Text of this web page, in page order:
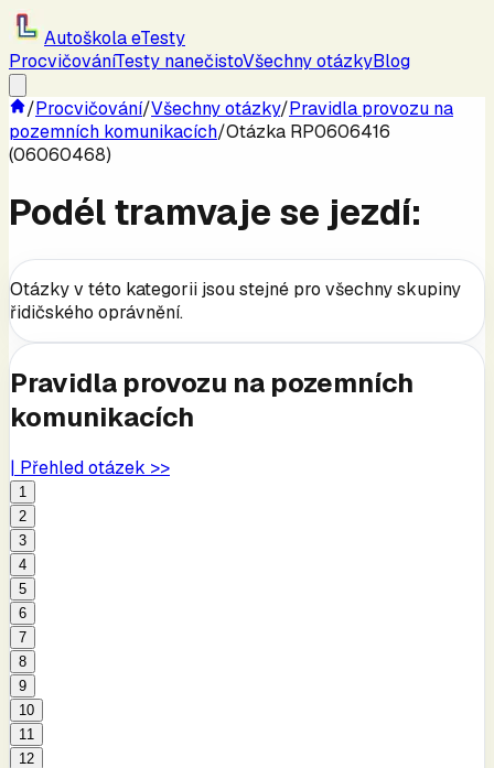
Autoškola eTesty
ProcvičováníTesty nanečistoVšechny otázkyBlog
/Procvičování/Všechny otázky/Pravidla provozu na
pozemních komunikacích/Otázka RP0606416
(06060468)
Podél tramvaje se jezdí:
Otázky v této kategorii jsou stejné pro všechny skupiny
řidičského oprávnění.
Pravidla provozu na pozemních
komunikacích
| Přehled otázek >>
1
2
3
4
5
6
7
8
9
10
11
12